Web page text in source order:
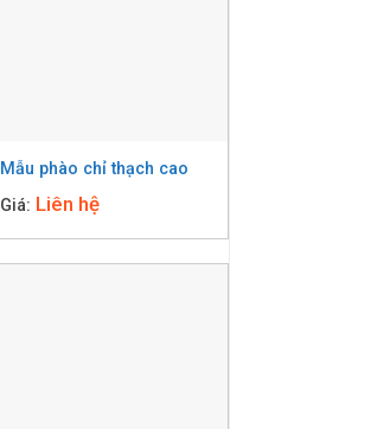
Mẫu phào chỉ thạch cao
Giá: Liên hệ